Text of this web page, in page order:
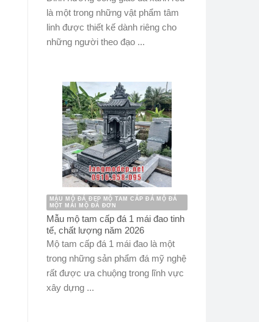
là một trong những vật phẩm tâm
linh được thiết kế dành riêng cho
những người theo đạo ...
MẪU MỘ ĐÁ ĐẸP MỘ TAM CẤP ĐÁ MỘ ĐÁ
MỘT MÁI MỘ ĐÁ ĐƠN
Mẫu mộ tam cấp đá 1 mái đao tinh
tế, chất lượng năm 2026
Mộ tam cấp đá 1 mái đao là một
trong những sản phẩm đá mỹ nghệ
rất được ưa chuộng trong lĩnh vực
xây dựng ...